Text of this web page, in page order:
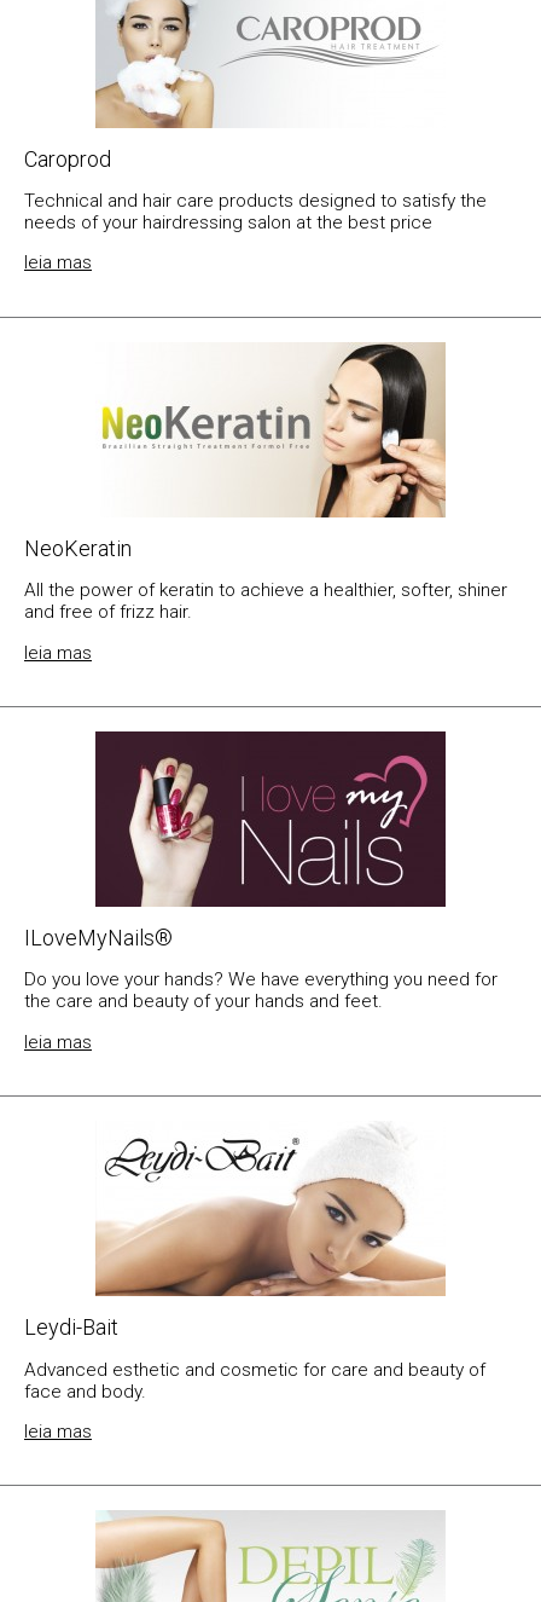
Caroprod
Technical and hair care products designed to satisfy the
needs of your hairdressing salon at the best price
leia mas
NeoKeratin
All the power of keratin to achieve a healthier, softer, shiner
and free of frizz hair.
leia mas
ILoveMyNails®
Do you love your hands? We have everything you need for
the care and beauty of your hands and feet.
leia mas
Leydi-Bait
Advanced esthetic and cosmetic for care and beauty of
face and body.
leia mas